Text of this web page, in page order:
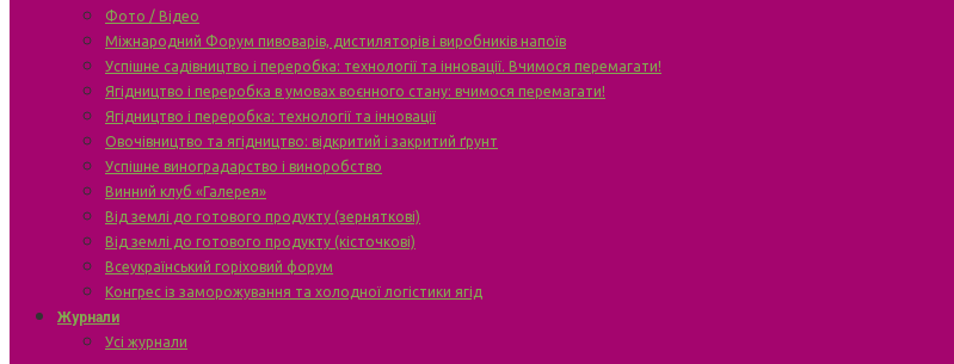
Фото / Відео
Міжнародний Форум пивоварів, дистиляторів і виробників напоїв
Успішне садівництво і переробка: технології та інновації. Вчимося перемагати!
Ягідництво і переробка в умовах воєнного стану: вчимося перемагати!
Ягідництво і переробка: технології та інновації
Овочівництво та ягідництво: відкритий і закритий ґрунт
Успішне виноградарство і виноробство
Винний клуб «Галерея»
Від землі до готового продукту (зерняткові)
Від землі до готового продукту (кісточкові)
Всеукраїнський горіховий форум
Конгрес із заморожування та холодної логістики ягід
Журнали
Усі журнали